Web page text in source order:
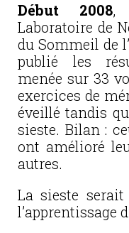
Début 2008,
Laboratoire de
du Sommeil de
publié les
menée sur 33
exercices de
éveillé tandis
sieste. Bilan :
ont amélioré
autres.
La sieste
l’apprentissage